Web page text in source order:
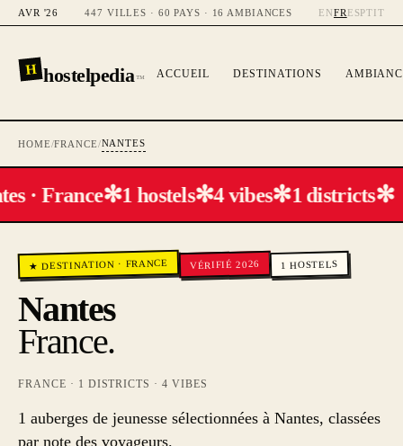
AVR '26 447 VILLES · 60 PAYS · 16 AMBIANCES ENFR ESPTIT
H hostelpedia™ ACCUEIL DESTINATIONS
HOME/FRANCE/NANTES
· France✻1 hostels✻4 vibes✻1 districts✻
★ DESTINATION · FRANCE VÉRIFIÉ 2026 1 HOSTELS
Nantes
France.
FRANCE · 1 DISTRICTS ·4 VIBES
1 auberges de jeunesse sélectionnées à Nantes, classées
par note des voyageurs.